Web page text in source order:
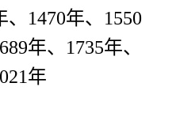
、1470年、1550
年、1735年、
年